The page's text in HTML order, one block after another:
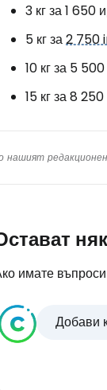
3 кг за 1 650
5 кг за2 750
10 кг за 5
15 кг за 8
имате
Добави